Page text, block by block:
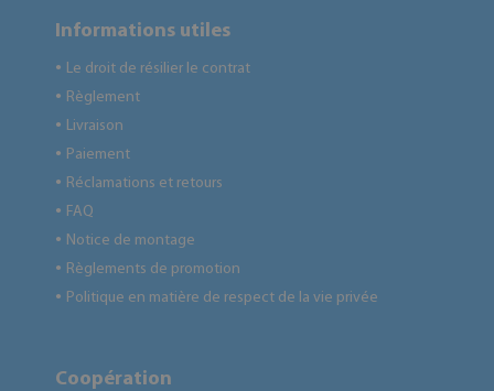
Informations utiles
● Le droit de résilier le contrat
● Règlement
● Livraison
● Paiement
● Réclamations et retours
● FAQ
● Notice de montage
● Règlements de promotion
● Politique en matière de respect de la vie privée
Coopération